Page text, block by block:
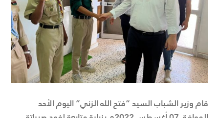
قام وزير الشباب السيد “فتح الله الزني” اليوم الأحد